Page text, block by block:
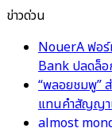
ข่าวด่วน
NouerA ฟอร์
Bank ปลดล็
“พลอยชมพู”
แทนคำสัญญา
almost